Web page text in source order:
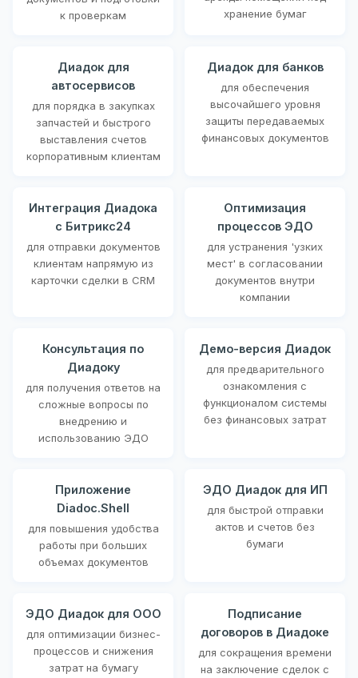
к проверкам
хранение бумаг
Диадок для
автосервисов
для порядка в закупках
запчастей и быстрого
выставления счетов
корпоративным клиентам
Диадок для банков
для обеспечения
высочайшего уровня
защиты передаваемых
финансовых документов
Интеграция Диадока
с Битрикс24
для отправки документов
клиентам напрямую из
карточки сделки в CRM
Оптимизация
процессов ЭДО
для устранения 'узких
мест' в согласовании
документов внутри
компании
Консультация по
Диадоку
для получения ответов на
сложные вопросы по
внедрению и
использованию ЭДО
Демо-версия Диадок
для предварительного
ознакомления с
функционалом системы
без финансовых затрат
Приложение
Diadoc.Shell
для повышения удобства
работы при больших
объемах документов
ЭДО Диадок для ИП
для быстрой отправки
актов и счетов без
бумаги
ЭДО Диадок для ООО
для оптимизации бизнес-
процессов и снижения
затрат на бумагу
Подписание
договоров в Диадоке
для сокращения времени
на заключение сделок с